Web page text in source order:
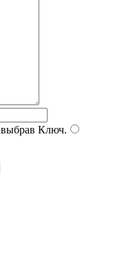
Ключ.